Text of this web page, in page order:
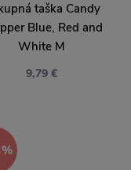
taška Candy
Blue, Red and
White M
9,79 €